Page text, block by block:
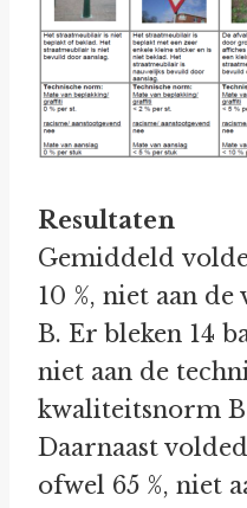
Resultaten
Gemiddeld
10 %, niet aan
B. Er bleken 14
niet aan de
kwaliteitsnorm
Daarnaast
ofwel 65 %, niet